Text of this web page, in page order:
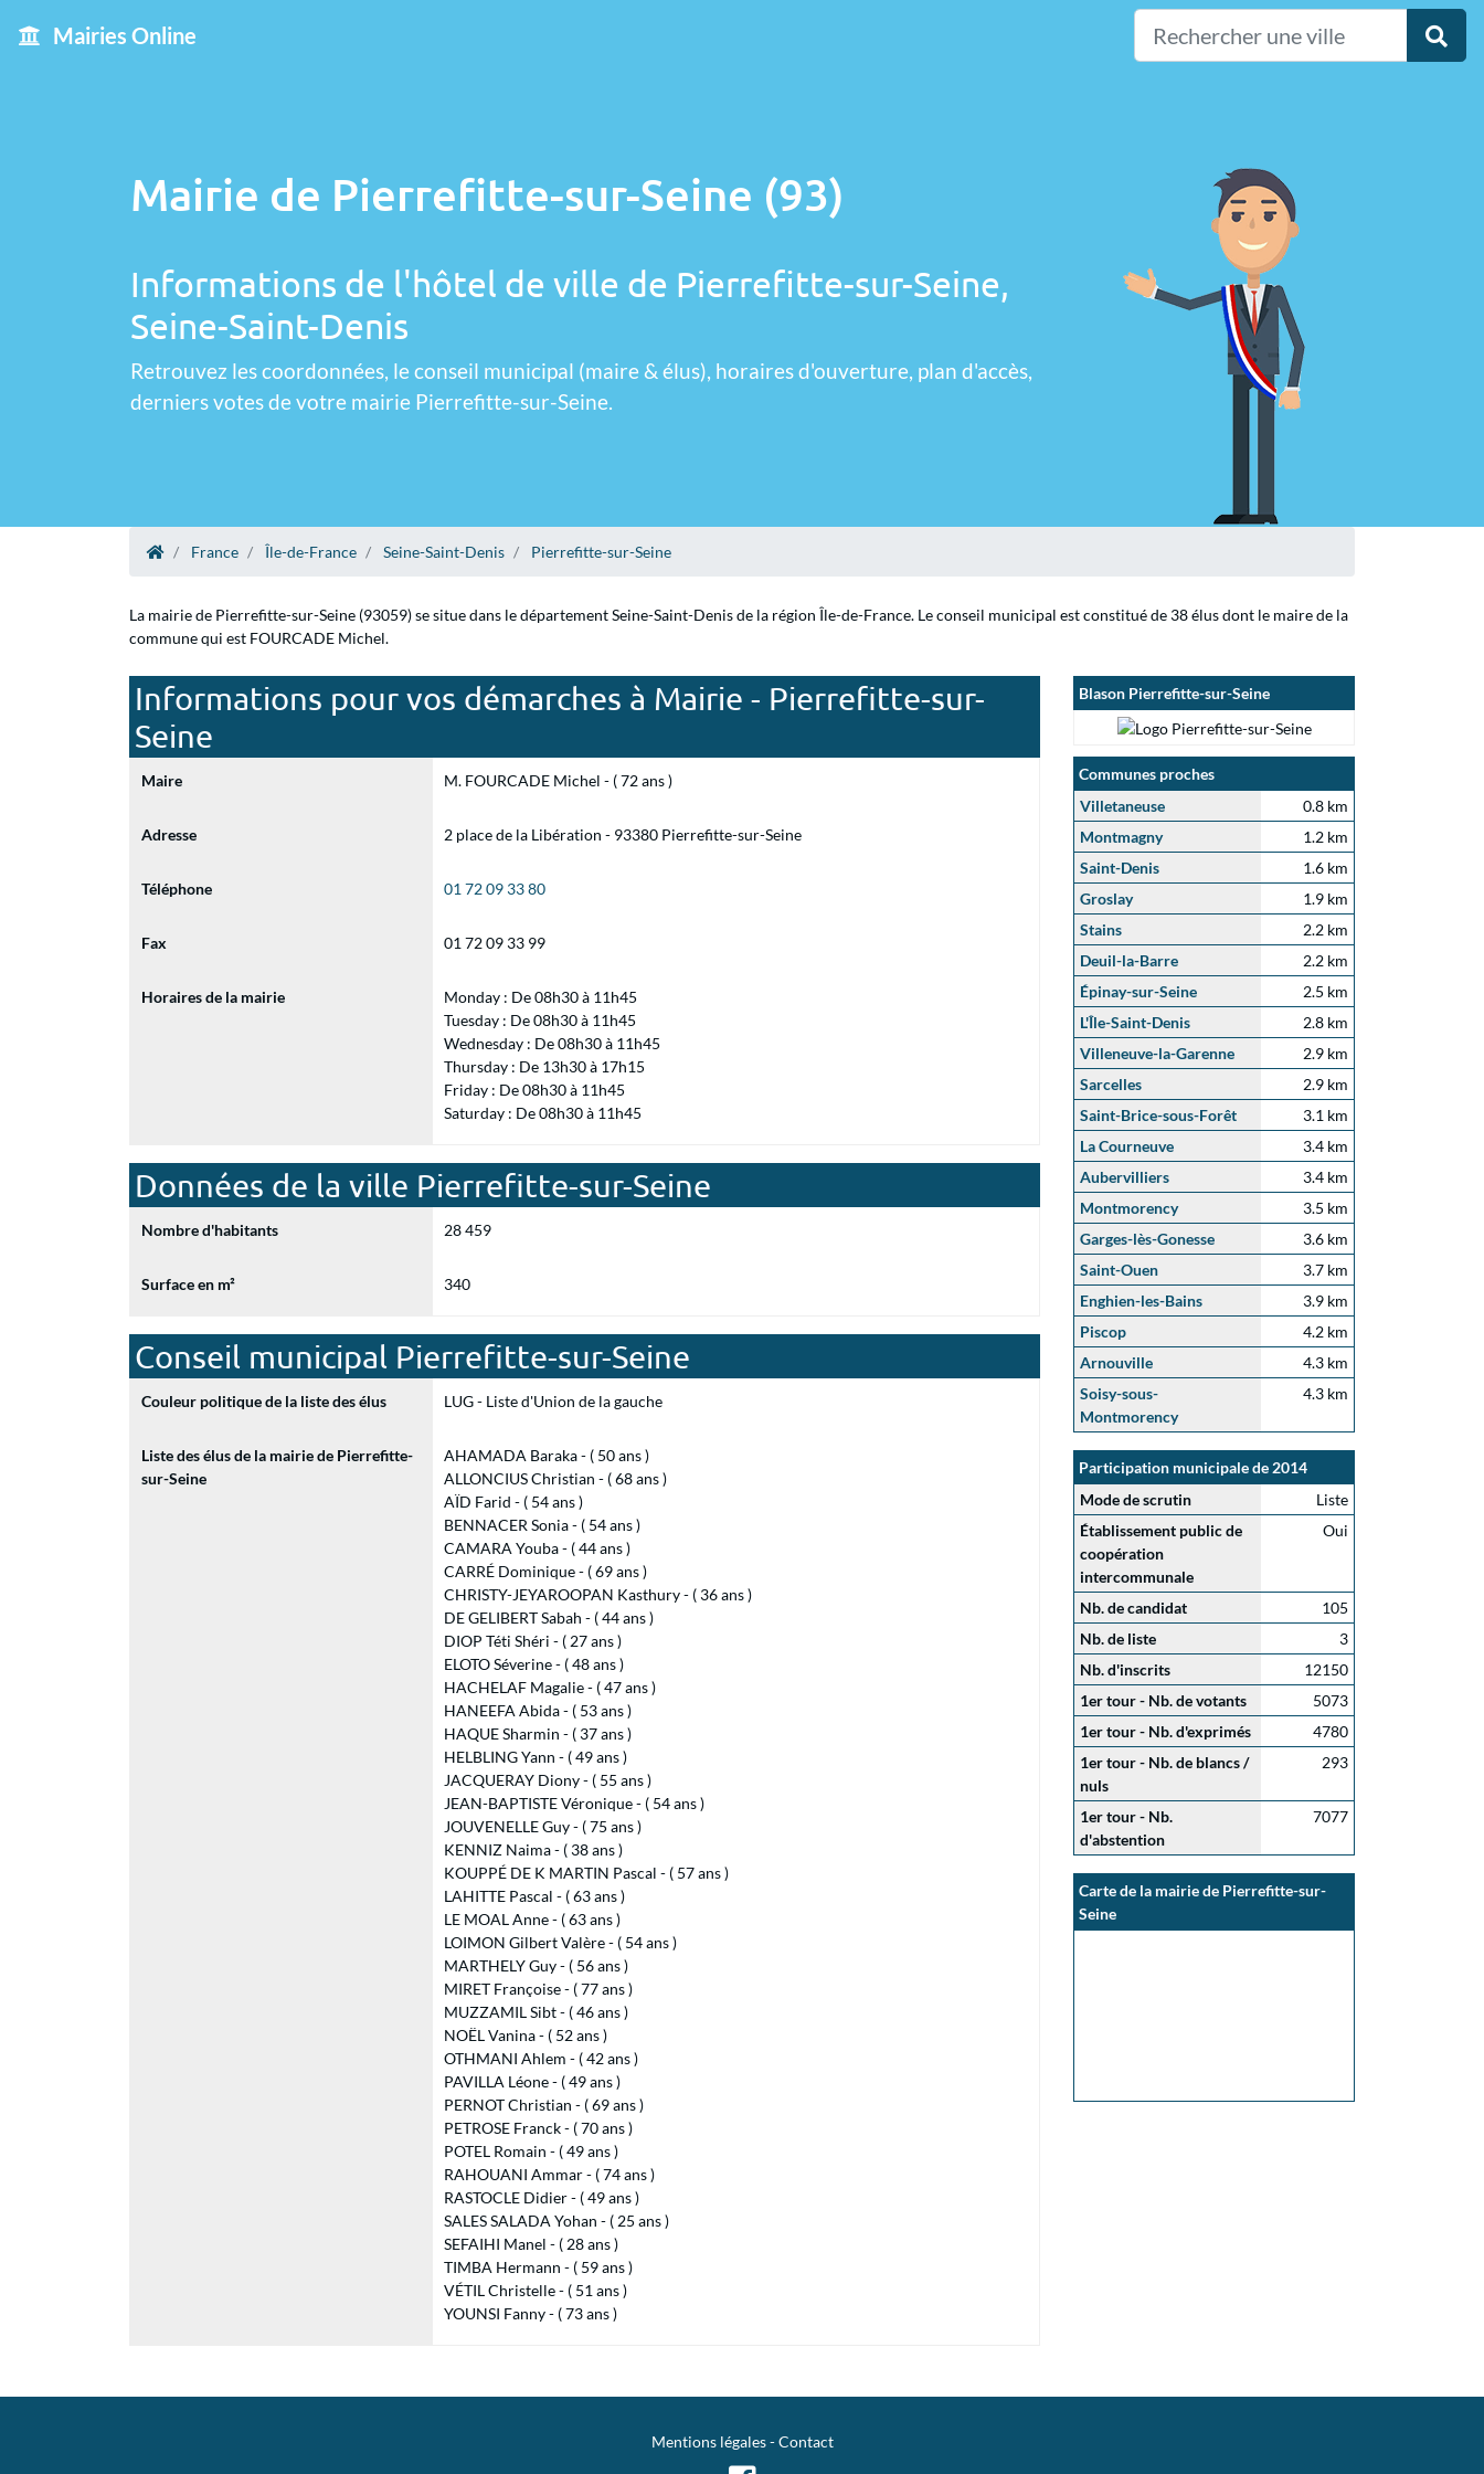
Mairies Online
Mairie de Pierrefitte-sur-Seine (93)
Informations de l'hôtel de ville de Pierrefitte-sur-Seine,
Seine-Saint-Denis
Retrouvez les coordonnées, le conseil municipal (maire & élus), horaires d'ouverture, plan d'accès,
derniers votes de votre mairie Pierrefitte-sur-Seine.
France Île-de-France Seine-Saint-Denis Pierrefitte-sur-Seine
La mairie de Pierrefitte-sur-Seine (93059) se situe dans le département Seine-Saint-Denis de la région Île-de-France. Le conseil municipal est constitué de 38 élus dont le maire de la
commune qui est FOURCADE Michel.
Informations pour vos démarches à Mairie - Pierrefitte-sur-
Seine
Maire M. FOURCADE Michel - ( 72 ans )
Adresse 2 place de la Libération - 93380 Pierrefitte-sur-Seine
Téléphone 01 72 09 33 80
Fax 01 72 09 33 99
Horaires de la mairie
Monday : De 08h30 à 11h45
Tuesday : De 08h30 à 11h45
Wednesday : De 08h30 à 11h45
Thursday : De 13h30 à 17h15
Friday : De 08h30 à 11h45
Saturday : De 08h30 à 11h45
Données de la ville Pierrefitte-sur-Seine
Nombre d'habitants 28 459
Surface en m² 340
Conseil municipal Pierrefitte-sur-Seine
Couleur politique de la liste des élus LUG - Liste d'Union de la gauche
Liste des élus de la mairie de Pierrefitte-
sur-Seine
AHAMADA Baraka - ( 50 ans )
ALLONCIUS Christian - ( 68 ans )
AÏD Farid - ( 54 ans )
BENNACER Sonia - ( 54 ans )
CAMARA Youba - ( 44 ans )
CARRÉ Dominique - ( 69 ans )
CHRISTY-JEYAROOPAN Kasthury - ( 36 ans )
DE GELIBERT Sabah - ( 44 ans )
DIOP Téti Shéri - ( 27 ans )
ELOTO Séverine - ( 48 ans )
HACHELAF Magalie - ( 47 ans )
HANEEFA Abida - ( 53 ans )
HAQUE Sharmin - ( 37 ans )
HELBLING Yann - ( 49 ans )
JACQUERAY Diony - ( 55 ans )
JEAN-BAPTISTE Véronique - ( 54 ans )
JOUVENELLE Guy - ( 75 ans )
KENNIZ Naima - ( 38 ans )
KOUPPÉ DE K MARTIN Pascal - ( 57 ans )
LAHITTE Pascal - ( 63 ans )
LE MOAL Anne - ( 63 ans )
LOIMON Gilbert Valère - ( 54 ans )
MARTHELY Guy - ( 56 ans )
MIRET Françoise - ( 77 ans )
MUZZAMIL Sibt - ( 46 ans )
NOËL Vanina - ( 52 ans )
OTHMANI Ahlem - ( 42 ans )
PAVILLA Léone - ( 49 ans )
PERNOT Christian - ( 69 ans )
PETROSE Franck - ( 70 ans )
POTEL Romain - ( 49 ans )
RAHOUANI Ammar - ( 74 ans )
RASTOCLE Didier - ( 49 ans )
SALES SALADA Yohan - ( 25 ans )
SEFAIHI Manel - ( 28 ans )
TIMBA Hermann - ( 59 ans )
VÉTIL Christelle - ( 51 ans )
YOUNSI Fanny - ( 73 ans )
Blason Pierrefitte-sur-Seine
Communes proches
Villetaneuse
0.8 km
Montmagny
1.2 km
Saint-Denis
1.6 km
Groslay
1.9 km
Stains
2.2 km
Deuil-la-Barre
2.2 km
Épinay-sur-Seine
2.5 km
L'Île-Saint-Denis
2.8 km
Villeneuve-la-Garenne
2.9 km
Sarcelles
2.9 km
Saint-Brice-sous-Forêt
3.1 km
La Courneuve
3.4 km
Aubervilliers
3.4 km
Montmorency
3.5 km
Garges-lès-Gonesse
3.6 km
Saint-Ouen
3.7 km
Enghien-les-Bains
3.9 km
Piscop
4.2 km
Arnouville
4.3 km
Soisy-sous-
Montmorency
4.3 km
Participation municipale de 2014
Mode de scrutin
Liste
Établissement public de
coopération
intercommunale
Oui
Nb. de candidat
105
Nb. de liste
3
Nb. d'inscrits
12150
1er tour - Nb. de votants
5073
1er tour - Nb. d'exprimés
4780
1er tour - Nb. de blancs /
nuls
293
1er tour - Nb.
d'abstention
7077
Carte de la mairie de Pierrefitte-sur-
Seine
Mentions légales-Contact